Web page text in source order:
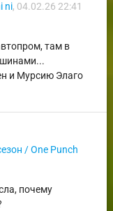
ni, 04.02.26 22:41
там в
и Мурсию Элаго
/ One Punch
почему